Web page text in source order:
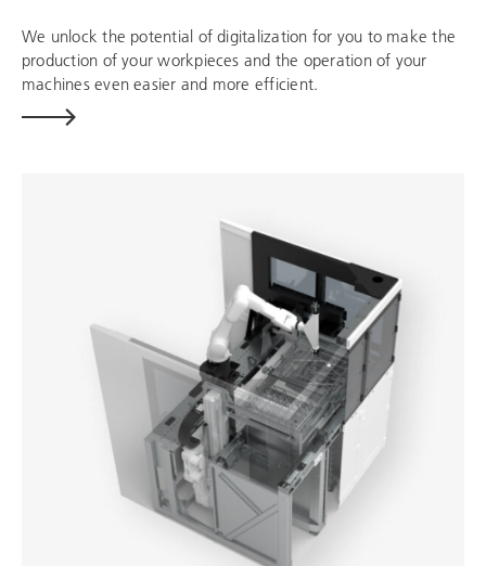
We unlock the potential of digitalization for you to make the
production of your workpieces and the operation of your
machines even easier and more efficient.